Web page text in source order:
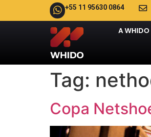
+55 11 95630 0864
A WHIDO
Tag:
Copa